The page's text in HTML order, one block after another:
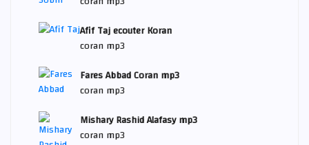
Afif Taj ecouter Koran
coran mp3
Fares Abbad Coran mp3
coran mp3
Mishary Rashid Alafasy mp3
coran mp3